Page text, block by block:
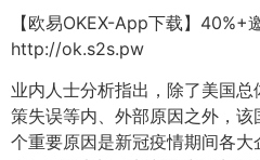
【欧易OKEX-App下载】
http://ok.s2s.pw
业内人士分析指出，除了美国总
策失误等内、外部原因之外，该
个重要原因是新冠疫情期间各